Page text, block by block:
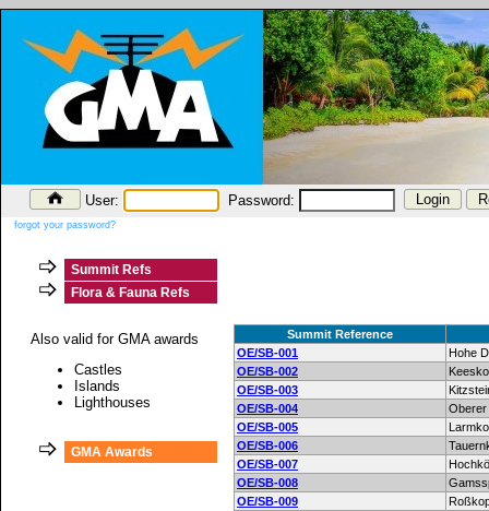
User: Password:
forgot your password?
Summit Refs
Flora & Fauna Refs
Also valid for GMA awards
Castles
Islands
Lighthouses
GMA Awards
Summit Reference
OE/SB-001
Hohe
OE/SB-002
OE/SB-003
OE/SB-004
OE/SB-005
OE/SB-006
OE/SB-007
OE/SB-008
OE/SB-009